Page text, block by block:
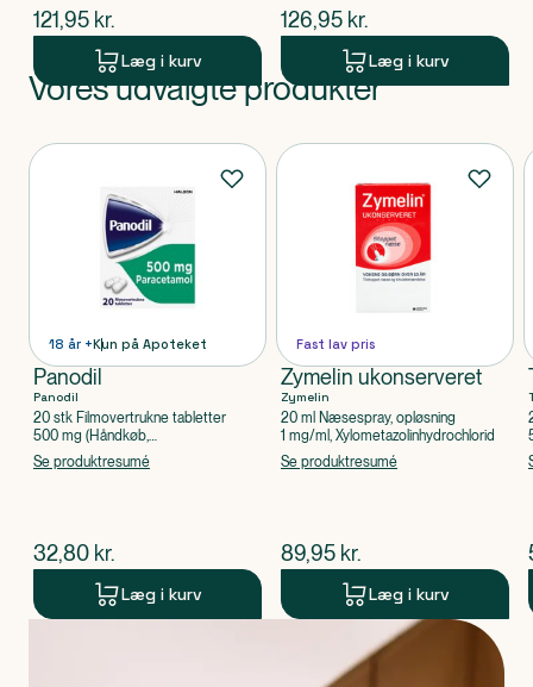
$nuværende pris
121,95 kr.
Læg i kurv
$nuværende pris
126,95 kr.
Læg i kurv
Produkt 1 af 0
Vores udvalgte produkter
Produkter
18 år +Kun på Apoteket
Panodil
Panodil
20 stk Filmovertrukne tabletter
500 mg (Håndkøb,
apoteksforbeholdt), Paracetamol
Se produktresumé
$nuværende pris
32,80 kr.
Læg i kurv
Fast lav pris
Zymelin ukonserveret
Zymelin
20 ml Næsespray, opløsning
1 mg/ml, Xylometazolinhydrochlorid
Se produktresumé
$nuværende pris
89,95 kr.
Læg i kurv